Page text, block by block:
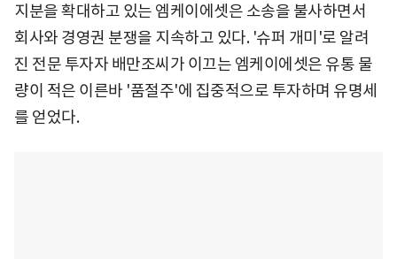
지분을 확대하고 있는 엠케이에셋은 소송을 불사하면서
회사와 경영권 분쟁을 지속하고 있다. '슈퍼 개미'로 알려
진 전문 투자자 배만조씨가 이끄는 엠케이에셋은 유통 물
량이 적은 이른바 '품절주'에 집중적으로 투자하며 유명세
를 얻었다.